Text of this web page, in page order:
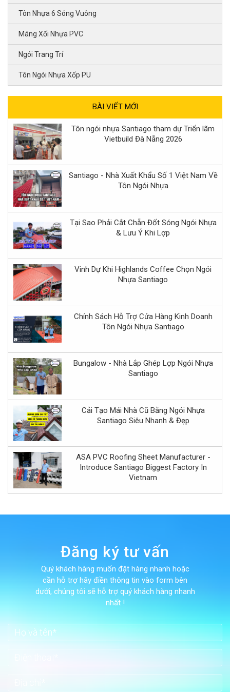
Tôn Nhựa 6 Sóng Vuông
Máng Xối Nhựa PVC
Ngói Trang Trí
Tôn Ngói Nhựa Xốp PU
BÀI VIẾT MỚI
Tôn ngói nhựa Santiago tham dự Triển lãm
Vietbuild Đà Nẵng 2026
Santiago - Nhà Xuất Khẩu Số 1 Việt Nam Về
Tôn Ngói Nhựa
Tại Sao Phải Cắt Chẵn Đốt Sóng Ngói Nhựa
& Lưu Ý Khi Lợp
Vinh Dự Khi Highlands Coffee Chọn Ngói
Nhựa Santiago
Chính Sách Hỗ Trợ Cửa Hàng Kinh Doanh
Tôn Ngói Nhựa Santiago
Bungalow - Nhà Lắp Ghép Lợp Ngói Nhựa
Santiago
Cải Tạo Mái Nhà Cũ Bằng Ngói Nhựa
Santiago Siêu Nhanh & Đẹp
ASA PVC Roofing Sheet Manufacturer -
Introduce Santiago Biggest Factory In
Vietnam
Đăng ký tư vấn
Quý khách hàng muốn đặt hàng nhanh hoặc
cần hỗ trợ hãy điền thông tin vào form bên
dưới, chúng tôi sẽ hỗ trợ quý khách hàng nhanh
nhất !